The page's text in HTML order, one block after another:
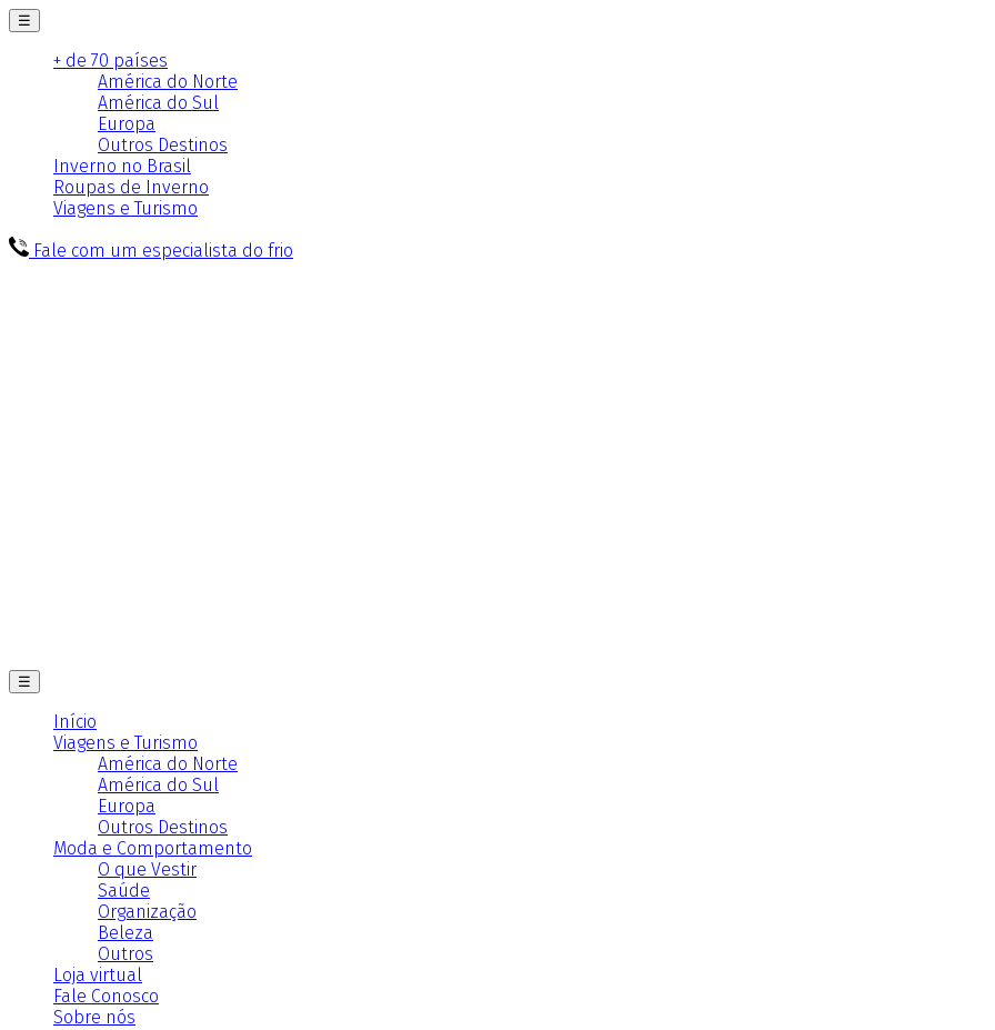
☰
+ de 70 países
América do Norte
América do Sul
Europa
Outros Destinos
Inverno no Brasil
Roupas de Inverno
Viagens e Turismo
Fale com um especialista do frio
☰
Início
Viagens e Turismo
América do Norte
América do Sul
Europa
Outros Destinos
Moda e Comportamento
O que Vestir
Saúde
Organização
Beleza
Outros
Loja virtual
Fale Conosco
Sobre nós